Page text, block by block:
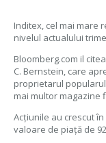
Inditex, cel mai mare
nivelul actualului
Bloomberg.com il
C. Bernstein, care
proprietarul
mai multor magazine
Acţiunile au crescut
valoare de piaţă de